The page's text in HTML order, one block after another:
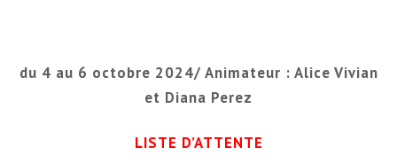
du 4 au 6 octobre 2024/ Animateur : Alice Vivian
et Diana Perez
LISTE D’ATTENTE